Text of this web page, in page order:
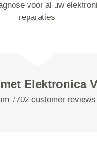
voor al uw
reparaties
Elektronica
7702 customer reviews